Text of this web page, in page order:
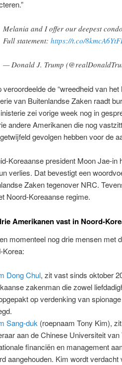
Melania and I offer our deepest
Full statement: https://t.co/
— Donald J. Trump
veroordeelde de “wreedheid van
van Buitenlandse Zaken raadt
zei vorige week nog in
andere Amerikanen die nog
gevolgen hebben voor de
Koreaanse president Moon Jae-
verlies. Dat bevestigt een
Zaken tegenover NRC.
Noord-Koreaanse regime.
Amerikanen vast in Noord-
momenteel nog drie mensen met
Korea:
Dong Chul, zit vast sinds oktober
zakenman die zowel
op verdenking van
Sang-duk (roepnaam Tony Kim),
aan de Chinese Universiteit
financiën en management
aangehouden. Kim wordt